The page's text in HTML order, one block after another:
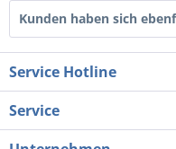
Kunden haben sich
Service Hotline
Service